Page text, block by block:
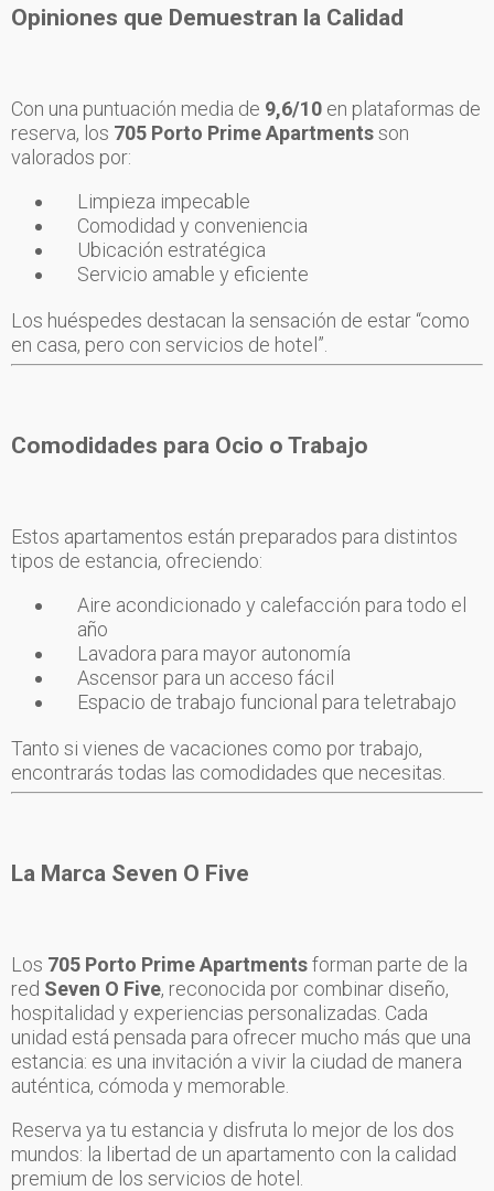
Opiniones que Demuestran la Calidad
Con una puntuación media de 9,6/10 en plataformas de
reserva, los 705 Porto Prime Apartmentsson
valorados por:
Limpieza impecable
Comodidad y conveniencia
Ubicación estratégica
Servicio amable y eficiente
Los huéspedes destacan la sensación de estar “como
en casa, pero con servicios de hotel”.
Comodidades para Ocio o Trabajo
Estos apartamentos están preparados para distintos
tipos de estancia, ofreciendo:
Aire acondicionado y calefacción para todo el
año
Lavadora para mayor autonomía
Ascensor para un acceso fácil
Espacio de trabajo funcional para teletrabajo
Tanto si vienes de vacaciones como por trabajo,
encontrarás todas las comodidades que necesitas.
La Marca Seven O Five
Los 705 Porto Prime Apartmentsforman parte de la
red Seven O Five, reconocida por combinar diseño,
hospitalidad y experiencias personalizadas. Cada
unidad está pensada para ofrecer mucho más que una
estancia: es una invitación a vivir la ciudad de manera
auténtica, cómoda y memorable.
Reserva ya tu estancia y disfruta lo mejor de los dos
mundos: la libertad de un apartamento con la calidad
premium de los servicios de hotel.